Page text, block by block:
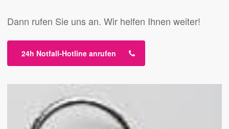
Dann rufen Sie uns an. Wir helfen Ihnen weiter!
24h Notfall-Hotline anrufen